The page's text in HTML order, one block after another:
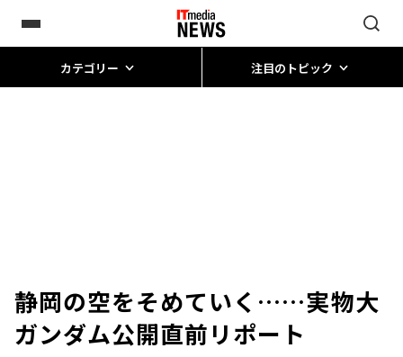
カテゴリー 注目のトピック
静岡の空をそめていく……実物大
ガンダム公開直前リポート